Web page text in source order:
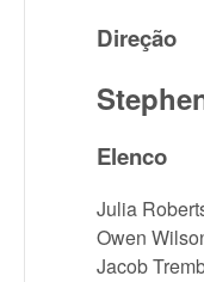
Direção
Elenco
Julia
Owen
Jacob